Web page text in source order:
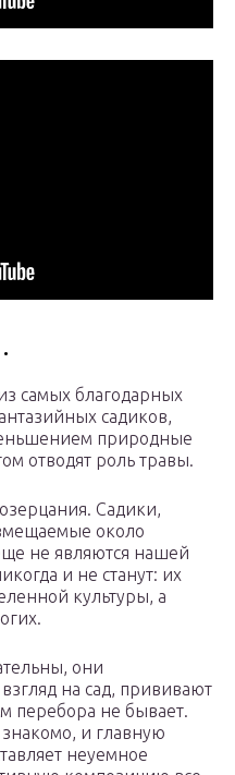
самых благодарных
садиков,
природные
отводят роль травы.
Садики,
около
не являются нашей
и не станут: их
культуры, а
они
на сад, прививают
перебора не бывает.
и главную
неуемное